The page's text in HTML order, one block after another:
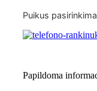
Puikus
Papildoma